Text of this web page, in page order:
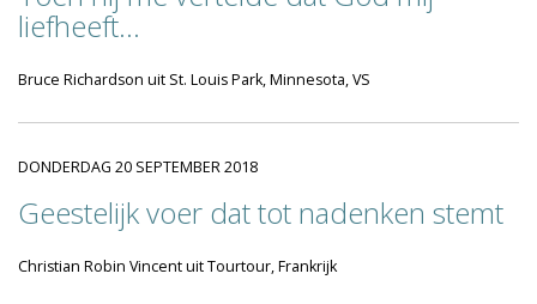
liefheeft…
Bruce Richardson uit St. Louis Park, Minnesota, VS
DONDERDAG 20 SEPTEMBER 2018
Geestelijk voer dat tot nadenken stemt
Christian Robin Vincent uit Tourtour, Frankrijk